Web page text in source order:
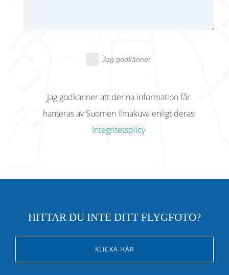
Jag godkänner
Jag godkänner att denna information får
hanteras av Suomen Ilmakuva enligt deras
Integritetsplicy
HITTAR DU INTE DITT FLYGFOTO?
KLICKA HÄR